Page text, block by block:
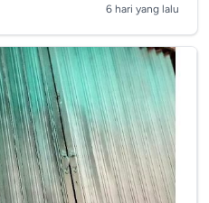
6 hari yang lalu